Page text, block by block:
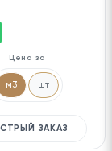
Цена за
м3 шт
ЗАКАЗ